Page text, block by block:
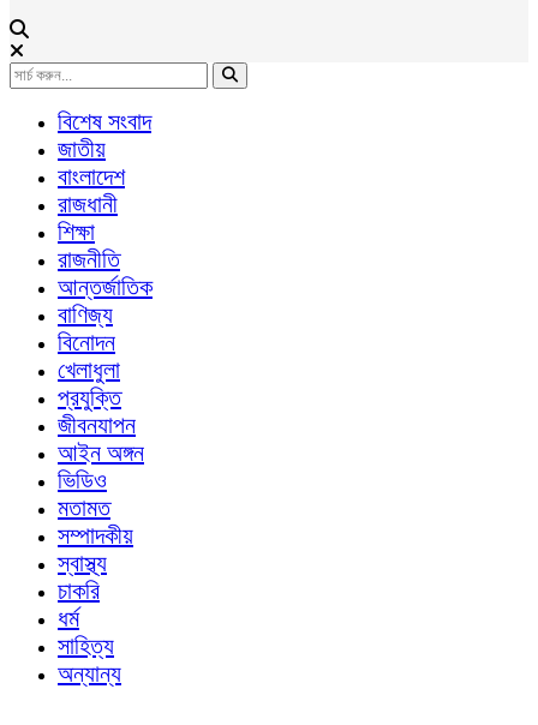
বিশেষ সংবাদ
জাতীয়
বাংলাদেশ
রাজধানী
শিক্ষা
রাজনীতি
আন্তর্জাতিক
বাণিজ্য
বিনোদন
খেলাধুলা
প্রযুক্তি
জীবনযাপন
আইন অঙ্গন
ভিডিও
মতামত
সম্পাদকীয়
স্বাস্থ্য
চাকরি
ধর্ম
সাহিত্য
অন্যান্য